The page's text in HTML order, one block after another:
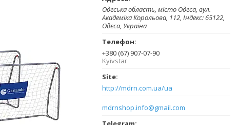
Одеська область, місто Одеса, вул.
Академіка Корольова, 112, Індекс: 65122,
Одеса, Україна
+380 (67) 907-07-90
Kyivstar
http://mdrn.com.ua/ua
mdrnshop.info@gmail.com